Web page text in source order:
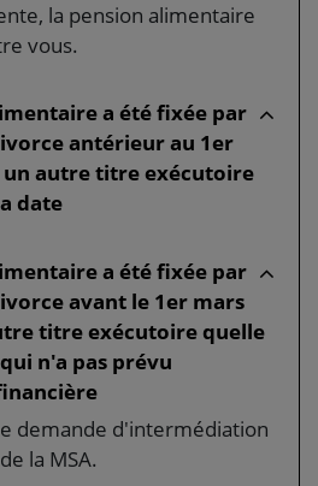
la pension alimentaire
vous.
a été fixée par
antérieur au 1er
un autre titre exécutoire
date
a été fixée par
avant le 1er mars
titre exécutoire quelle
n'a pas prévu
demande d'intermédiation
la MSA.